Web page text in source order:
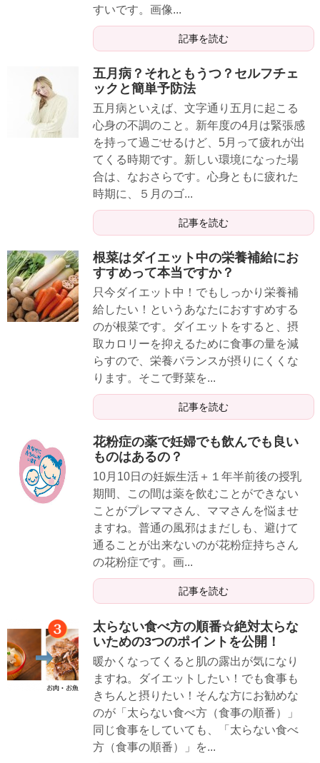
すいです。画像...
記事を読む
五月病？それともうつ？セルフチェ
ックと簡単予防法
五月病といえば、文字通り五月に起こる
心身の不調のこと。新年度の4月は緊張感
を持って過ごせるけど、5月って疲れが出
てくる時期です。新しい環境になった場
合は、なおさらです。心身ともに疲れた
時期に、５月のゴ...
記事を読む
根菜はダイエット中の栄養補給にお
すすめって本当ですか？
只今ダイエット中！でもしっかり栄養補
給したい！というあなたにおすすめする
のが根菜です。ダイエットをすると、摂
取カロリーを抑えるために食事の量を減
らすので、栄養バランスが摂りにくくな
ります。そこで野菜を...
記事を読む
花粉症の薬で妊婦でも飲んでも良い
ものはあるの？
10月10日の妊娠生活＋１年半前後の授乳
期間、この間は薬を飲むことができない
ことがプレママさん、ママさんを悩ませ
ますね。普通の風邪はまだしも、避けて
通ることが出来ないのが花粉症持ちさん
の花粉症です。画...
記事を読む
太らない食べ方の順番☆絶対太らな
いための3つのポイントを公開！
暖かくなってくると肌の露出が気になり
ますね。ダイエットしたい！でも食事も
きちんと摂りたい！そんな方にお勧めな
のが「太らない食べ方（食事の順番）」
同じ食事をしていても、「太らない食べ
方（食事の順番）」を...